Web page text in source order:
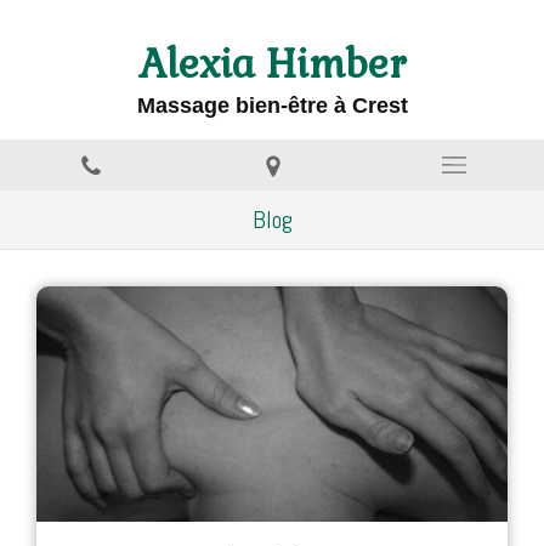
Alexia Himber
Massage bien-être à Crest
Blog